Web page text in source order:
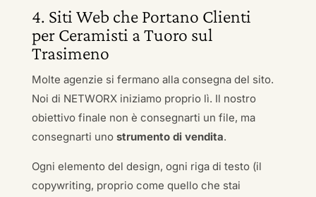
4. Siti Web che Portano Clienti
per Ceramisti a Tuoro sul
Trasimeno
Molte agenzie si fermano alla consegna del sito.
Noi di NETWORX iniziamo proprio lì. Il nostro
obiettivo finale non è consegnarti un file, ma
consegnarti uno strumento di vendita.
Ogni elemento del design, ogni riga di testo (il
copywriting, proprio come quello che stai